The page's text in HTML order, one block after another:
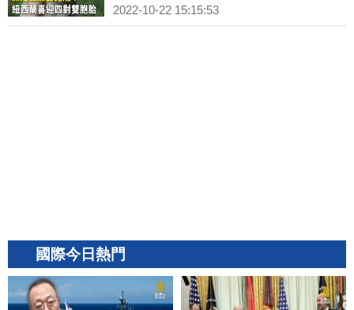
2022-10-22 15:15:53
國際今日熱門